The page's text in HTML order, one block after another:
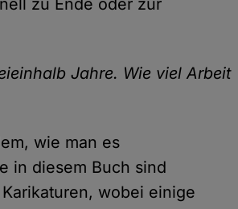
zu Ende oder zur
Jahre. Wie viel Arbeit
wie man es
in diesem Buch sind
wobei einige